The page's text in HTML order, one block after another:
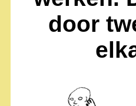
door